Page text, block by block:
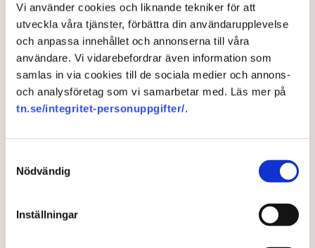
Vi använder cookies och liknande tekniker för att
utveckla våra tjänster, förbättra din användarupplevelse
och anpassa innehållet och annonserna till våra
användare. Vi vidarebefordrar även information som
samlas in via cookies till de sociala medier och annons-
och analysföretag som vi samarbetar med. Läs mer på
tn.se/integritet-personuppgifter/.
Nödvändig
Inställningar
Nyanställning = risk
Ökade sjuklönekostnader riskerar att tränga undan andra
viktiga delar.
– Personalkostnaden är vår absolut största kostnad. Drar den
i väg måste vi dra ner på annat – utan att det påverkar
kvaliteten i verksamheterna, säger Malin Hamlin.
framtiden och nyanställningar ifrågasätts.
både sjuklönekostnad och vikariekostnad, säger Malin
Hamlin.